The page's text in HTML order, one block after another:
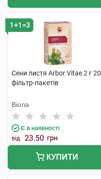
1+1=3
Сени листя Arbor Vitae 2 г 20
фільтр-пакетів
Віола
Є в наявності
від 23.50 грн
КУПИТИ